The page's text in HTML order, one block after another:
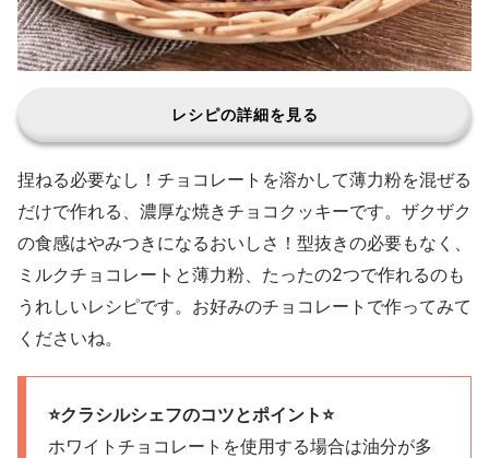
レシピの詳細を見る
捏ねる必要なし！チョコレートを溶かして薄力粉を混ぜる
だけで作れる、濃厚な焼きチョコクッキーです。ザクザク
の食感はやみつきになるおいしさ！型抜きの必要もなく、
ミルクチョコレートと薄力粉、たったの2つで作れるのも
うれしいレシピです。お好みのチョコレートで作ってみて
くださいね。
⭐️クラシルシェフのコツとポイント⭐️
ホワイトチョコレートを使用する場合は油分が多